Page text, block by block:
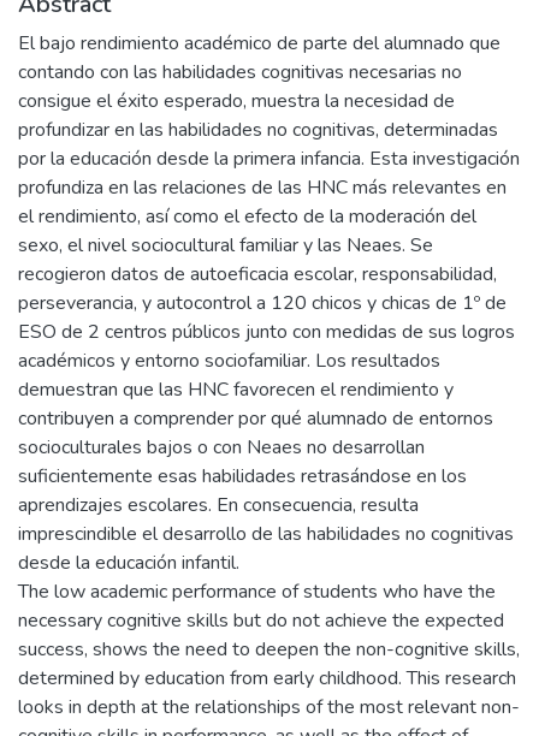
El bajo rendimiento académico de parte del alumnado que
contando con las habilidades cognitivas necesarias no
consigue el éxito esperado, muestra la necesidad de
profundizar en las habilidades no cognitivas, determinadas
por la educación desde la primera infancia. Esta investigación
profundiza en las relaciones de las HNC más relevantes en
el rendimiento, así como el efecto de la moderación del
sexo, el nivel sociocultural familiar y las Neaes. Se
recogieron datos de autoeficacia escolar, responsabilidad,
perseverancia, y autocontrol a 120 chicos y chicas de 1º de
ESO de 2 centros públicos junto con medidas de sus logros
académicos y entorno sociofamiliar. Los resultados
demuestran que las HNC favorecen el rendimiento y
contribuyen a comprender por qué alumnado de entornos
socioculturales bajos o con Neaes no desarrollan
suficientemente esas habilidades retrasándose en los
aprendizajes escolares. En consecuencia, resulta
imprescindible el desarrollo de las habilidades no cognitivas
desde la educación infantil.
The low academic performance of students who have the
necessary cognitive skills but do not achieve the expected
success, shows the need to deepen the non-cognitive skills,
determined by education from early childhood. This research
looks in depth at the relationships of the most relevant non-